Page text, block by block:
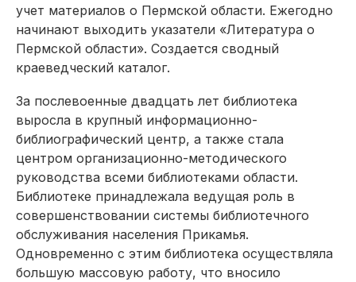
учет материалов о Пермской области. Ежегодно
начинают выходить указатели «Литература о
Пермской области». Создается сводный
краеведческий каталог.
За послевоенные двадцать лет библиотека
выросла в крупный информационно-
библиографический центр, а также стала
центром организационно-методического
руководства всеми библиотеками области.
Библиотеке принадлежала ведущая роль в
совершенствовании системы библиотечного
обслуживания населения Прикамья.
Одновременно с этим библио­тека осуществляла
большую массовую работу, что вносило